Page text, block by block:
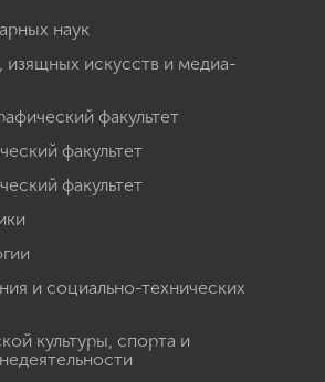
наук
изящных искусств и медиа-
факультет
факультет
факультет
и социально-технических
культуры, спорта и